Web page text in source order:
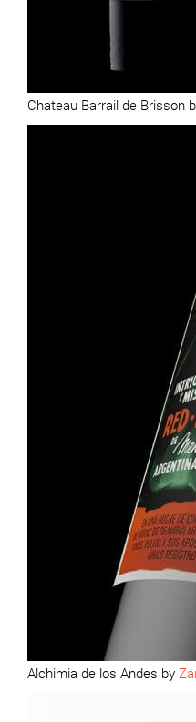
Chateau Barrail de Brisson
Alchimia de los Andes by